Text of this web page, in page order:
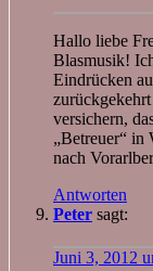
Hallo liebe
Blasmusik!
Eindrücken
versichern,
„Betreuer“ in
nach
Antworten
Peter sagt:
Juni 3, 2012